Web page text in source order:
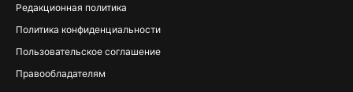
Редакционная политика
Политика конфиденциальности
Пользовательское соглашение
Правообладателям